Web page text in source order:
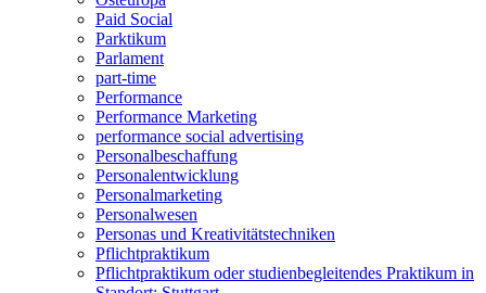
Paid Social
Parktikum
Parlament
part-time
Performance
Performance Marketing
performance social advertising
Personalbeschaffung
Personalentwicklung
Personalmarketing
Personalwesen
Personas und Kreativitätstechniken
Pflichtpraktikum
Pflichtpraktikum oder studienbegleitendes Praktikum in